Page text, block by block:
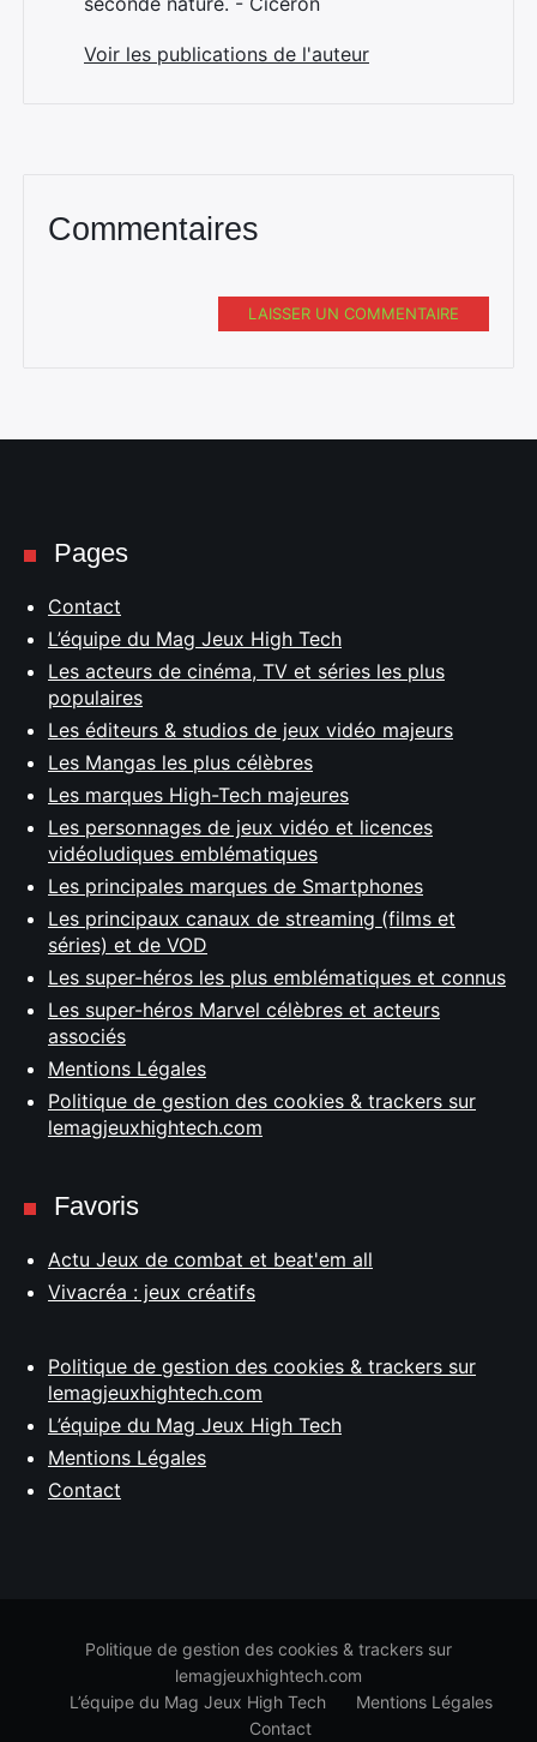
Voir les publications de l'auteur
Commentaires
LAISSER UN COMMENTAIRE
Pages
Contact
L’équipe du Mag Jeux High Tech
Les acteurs de cinéma, TV et séries les plus
populaires
Les éditeurs & studios de jeux vidéo majeurs
Les Mangas les plus célèbres
Les marques High-Tech majeures
Les personnages de jeux vidéo et licences
vidéoludiques emblématiques
Les principales marques de Smartphones
Les principaux canaux de streaming (films et
séries) et de VOD
Les super-héros les plus emblématiques et connus
Les super-héros Marvel célèbres et acteurs
associés
Mentions Légales
Politique de gestion des cookies & trackers sur
lemagjeuxhightech.com
Favoris
Actu Jeux de combat et beat'em all
Vivacréa : jeux créatifs
Politique de gestion des cookies & trackers sur
lemagjeuxhightech.com
L’équipe du Mag Jeux High Tech
Mentions Légales
Contact
Politique de gestion des cookies & trackers sur
lemagjeuxhightech.com
L’équipe du Mag Jeux High Tech
Mentions Légales
Contact